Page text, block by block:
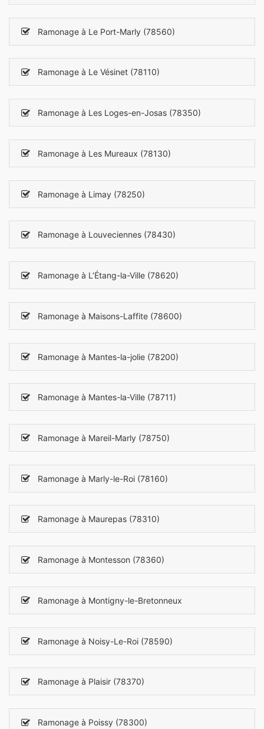
Ramonage à Le Port-Marly (78560)
Ramonage à Le Vésinet (78110)
Ramonage à Les Loges-en-Josas (78350)
Ramonage à Les Mureaux (78130)
Ramonage à Limay (78250)
Ramonage à Louveciennes (78430)
Ramonage à L’Étang-la-Ville (78620)
Ramonage à Maisons-Laffite (78600)
Ramonage à Mantes-la-jolie (78200)
Ramonage à Mantes-la-Ville (78711)
Ramonage à Mareil-Marly (78750)
Ramonage à Marly-le-Roi (78160)
Ramonage à Maurepas (78310)
Ramonage à Montesson (78360)
Ramonage à Montigny-le-Bretonneux
Ramonage à Noisy-Le-Roi (78590)
Ramonage à Plaisir (78370)
Ramonage à Poissy (78300)